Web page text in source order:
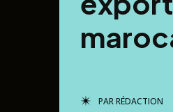
PARRÉDACTION